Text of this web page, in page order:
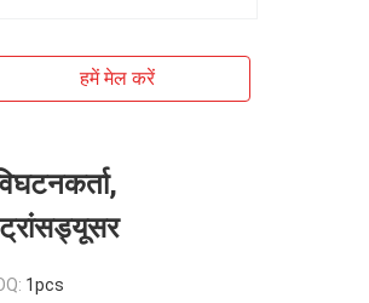
हमें मेल करें
1pcs